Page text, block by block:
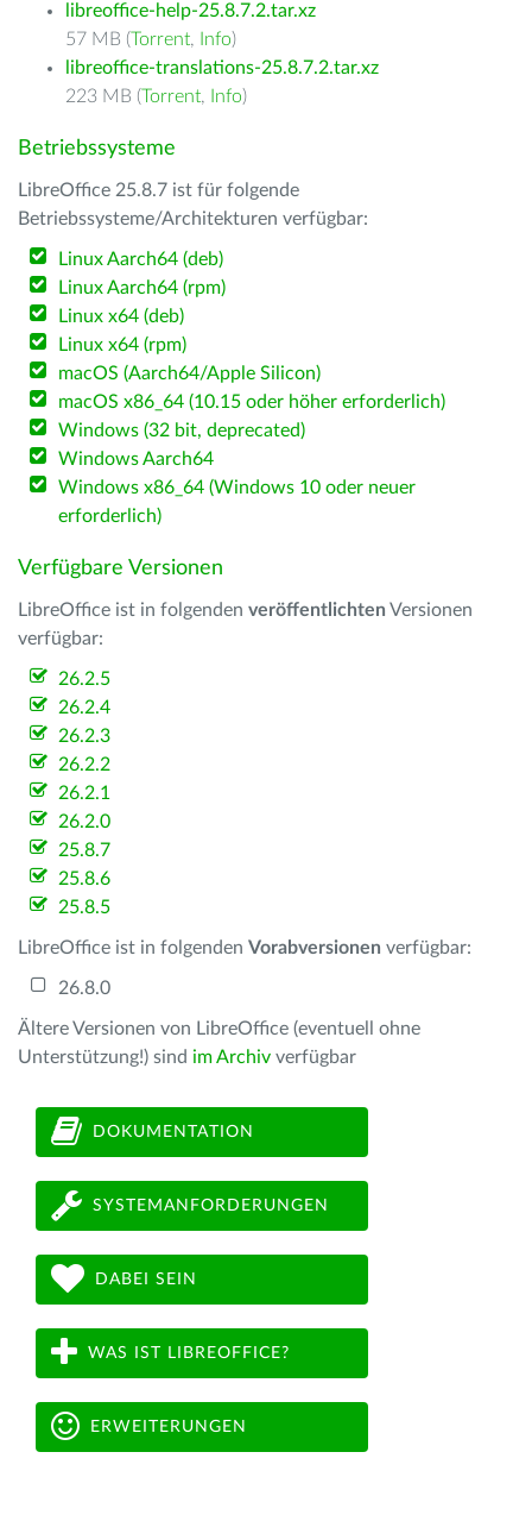
libreoffice-help-25.8.7.2.tar.xz
57 MB (Torrent, Info)
libreoffice-translations-25.8.7.2.tar.xz
223 MB (Torrent, Info)
Betriebssysteme
LibreOffice 25.8.7 ist für folgende
Betriebssysteme/Architekturen verfügbar:
Linux Aarch64 (deb)
Linux Aarch64 (rpm)
Linux x64 (deb)
Linux x64 (rpm)
macOS (Aarch64/Apple Silicon)
macOS x86_64 (10.15 oder höher erforderlich)
Windows (32 bit, deprecated)
Windows Aarch64
Windows x86_64 (Windows 10 oder neuer
erforderlich)
Verfügbare Versionen
LibreOffice ist in folgenden veröffentlichten Versionen
verfügbar:
26.2.5
26.2.4
26.2.3
26.2.2
26.2.1
26.2.0
25.8.7
25.8.6
25.8.5
LibreOffice ist in folgenden Vorabversionen verfügbar:
26.8.0
Ältere Versionen von LibreOffice (eventuell ohne
Unterstützung!) sind im Archiv verfügbar
DOKUMENTATION
SYSTEMANFORDERUNGEN
DABEI SEIN
WAS IST LIBREOFFICE?
ERWEITERUNGEN